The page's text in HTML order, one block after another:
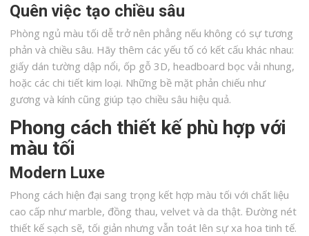
Quên việc tạo chiều sâu
Phòng ngủ màu tối dễ trở nên phẳng nếu không có sự tương
phản và chiều sâu. Hãy thêm các yếu tố có kết cấu khác nhau:
giấy dán tường dập nổi, ốp gỗ 3D, headboard bọc vải nhung,
hoặc các chi tiết kim loại. Những bề mặt phản chiếu như
gương và kính cũng giúp tạo chiều sâu hiệu quả.
Phong cách thiết kế phù hợp với
màu tối
Modern Luxe
Phong cách hiện đại sang trọng kết hợp màu tối với chất liệu
cao cấp như marble, đồng thau, velvet và da thật. Đường nét
thiết kế sạch sẽ, tối giản nhưng vẫn toát lên sự xa hoa tinh tế.